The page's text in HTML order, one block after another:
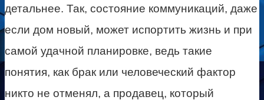
детальнее. Так, состояние коммуникаций, даже
если дом новый, может испортить жизнь и при
самой удачной планировке, ведь такие
понятия, как брак или человеческий фактор
никто не отменял, а продавец, который